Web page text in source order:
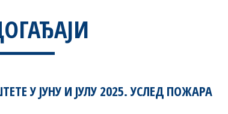
У ЈУНУ И ЈУЛУ 2025. УСЛЕД ПОЖАРА